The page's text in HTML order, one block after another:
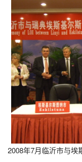
2008年7月临沂市与埃